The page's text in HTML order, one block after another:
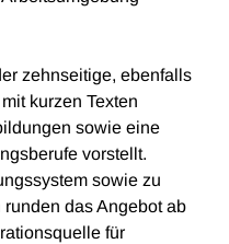
zehnseitige, ebenfalls
kurzen Texten
sowie eine
vorstellt.
sowie zu
das Angebot ab
für